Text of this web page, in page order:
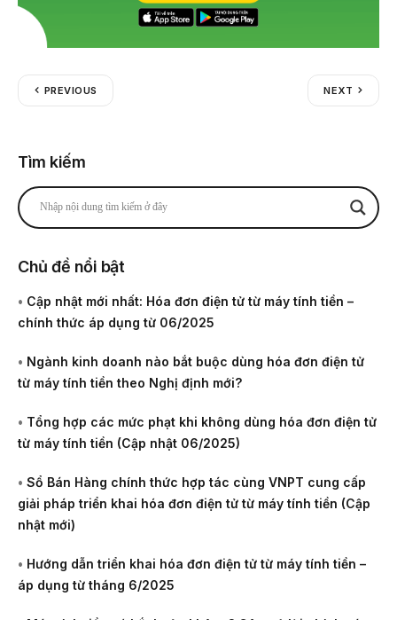
PREVIOUS NEXT
Tìm kiếm
Chủ đề nổi bật
• Cập nhật mới nhất: Hóa đơn điện tử từ máy tính tiền –
chính thức áp dụng từ 06/2025
• Ngành kinh doanh nào bắt buộc dùng hóa đơn điện tử
từ máy tính tiền theo Nghị định mới?
• Tổng hợp các mức phạt khi không dùng hóa đơn điện tử
từ máy tính tiền (Cập nhật 06/2025)
• Sổ Bán Hàng chính thức hợp tác cùng VNPT cung cấp
giải pháp triển khai hóa đơn điện tử từ máy tính tiền (Cập
nhật mới)
• Hướng dẫn triển khai hóa đơn điện tử từ máy tính tiền –
áp dụng từ tháng 6/2025